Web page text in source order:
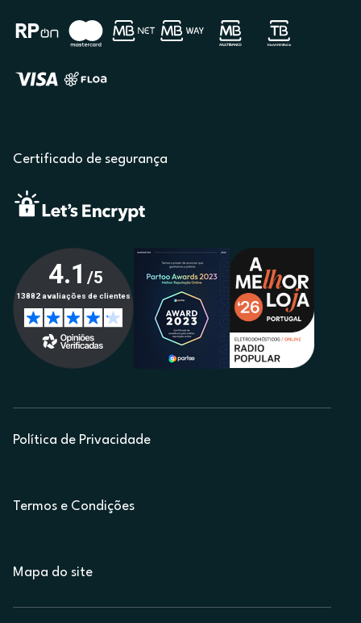
Certificado de segurança
Política de Privacidade
Termos e Condições
Mapa do site